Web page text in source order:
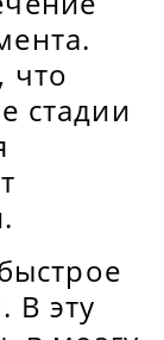
что
стадии
В эту